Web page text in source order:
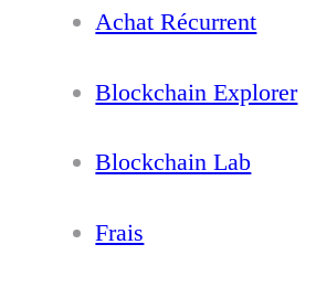
Achat Récurrent
Blockchain Explorer
Blockchain Lab
Frais